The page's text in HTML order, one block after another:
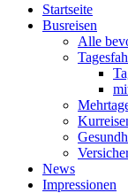
Startseite
Busreisen
Alle
News
Impressionen